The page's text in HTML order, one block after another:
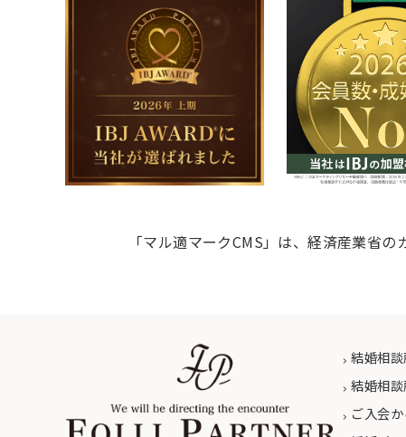
「マル適マークCMS」は、経済産業省
結婚相
結婚相
ご入会